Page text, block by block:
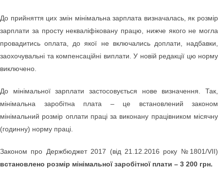
До прийняття цих змін мінімальна зарплата визначалась, як розмір
зарплати за просту некваліфіковану працю, нижче якого не могла
провадитись оплата, до якої не включались доплати, надбавки,
заохочувальні та компенсаційні виплати. У новій редакції цю норму
виключено.
До мінімальної зарплати застосовується нове визначення. Так,
мінімальна заробітна плата – це встановлений законом
мінімальний розмір оплати праці за виконану працівником місячну
(годинну) норму праці.
Законом про Держбюджет 2017 (від 21.12.2016 року №1801/VII)
встановлено розмір мінімальної заробітної плати – 3 200 грн.